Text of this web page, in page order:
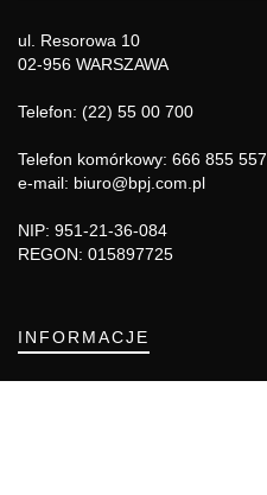
ul. Resorowa 10
02-956 WARSZAWA
Telefon: (22) 55 00 700
Telefon komórkowy: 666 855 557
e-mail: biuro@bpj.com.pl
NIP: 951-21-36-084
REGON: 015897725
INFORMACJE